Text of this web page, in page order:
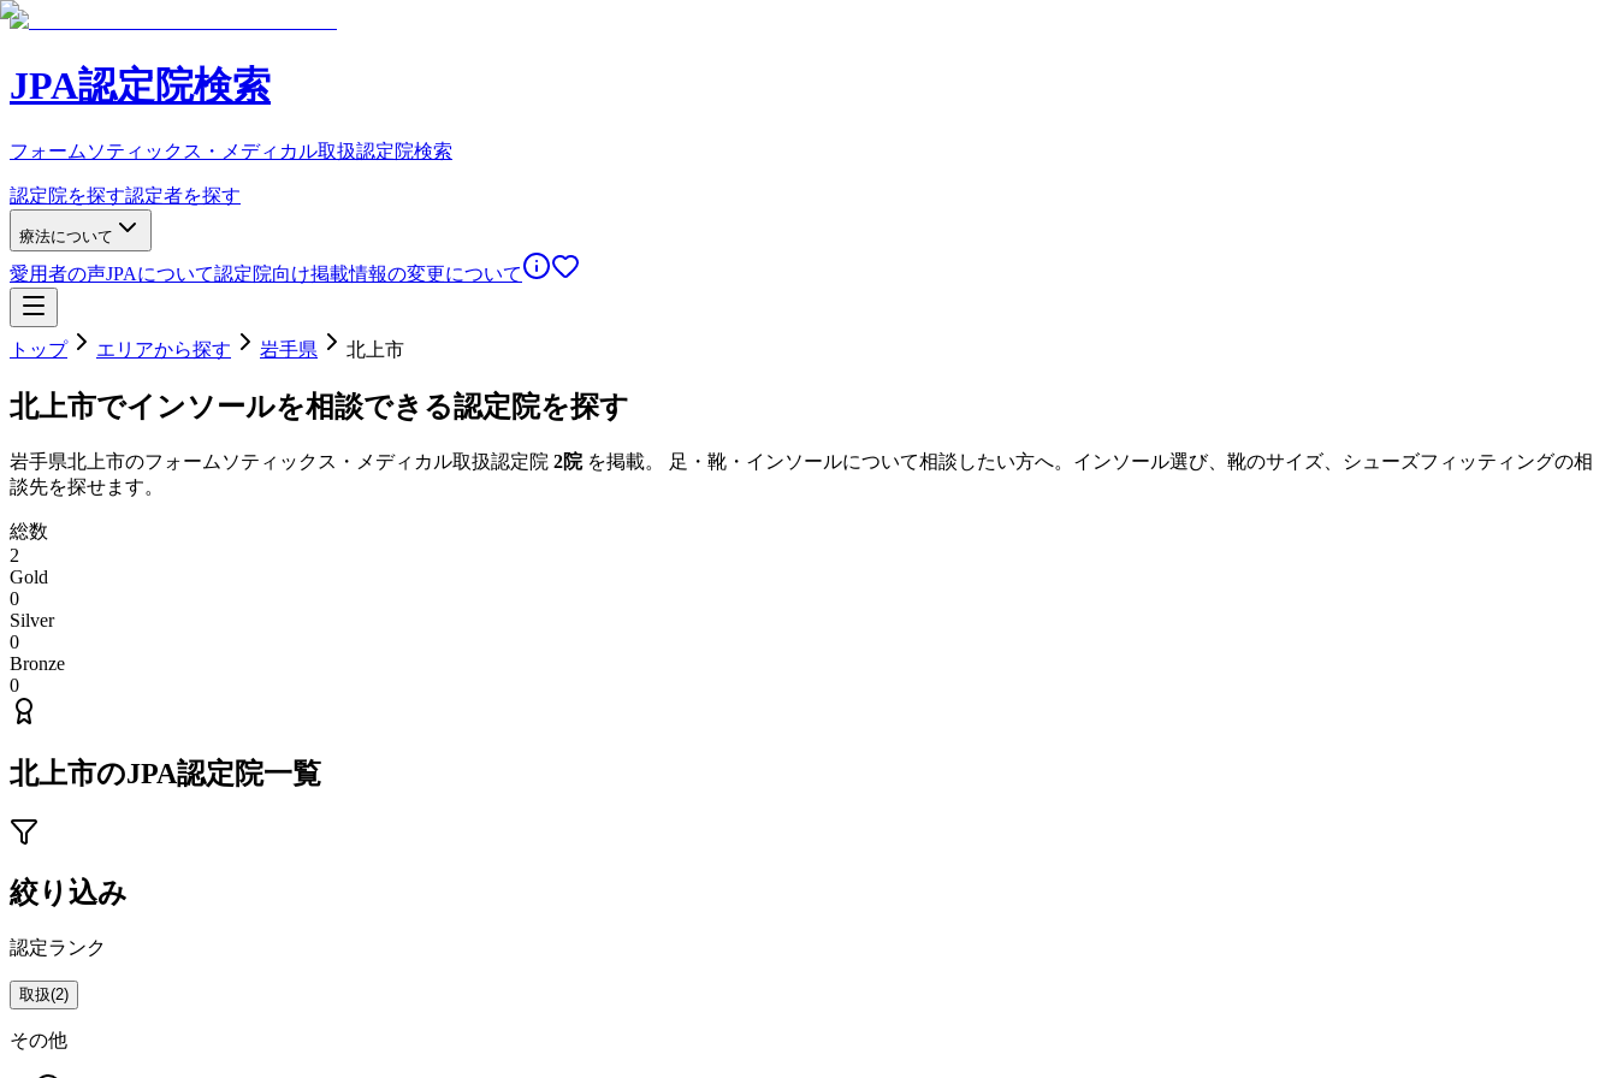
JPA認定院検索
フォームソティックス・メディカル取扱認定院検索
認定院を探す認定者を探す
療法について
愛用者の声JPAについて認定院向け掲載情報の変更について
トップ エリアから探す 岩手県 北上市
北上市でインソールを相談できる認定院を探す
岩手県北上市のフォームソティックス・メディカル取扱認定院 2院を掲載。 足・靴・インソールについて相談したい方へ。インソール選び、靴のサイズ、シューズフィッティングの相
談先を探せます。
総数
2
Gold
0
Silver
0
Bronze
0
北上市のJPA認定院一覧
絞り込み
認定ランク
取扱(2)
その他